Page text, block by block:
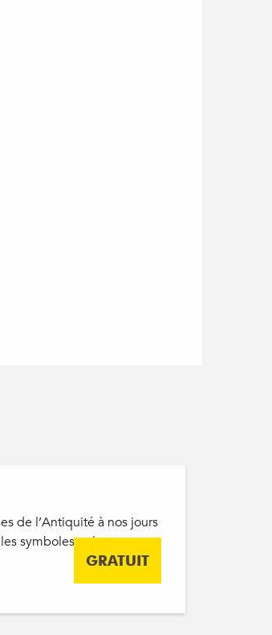
GRATUIT
de l’Antiquité à nos jours
symboles et les